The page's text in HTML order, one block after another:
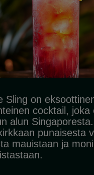
Sling on
cocktail, joka
alun
punaisesta
mauistaan ja